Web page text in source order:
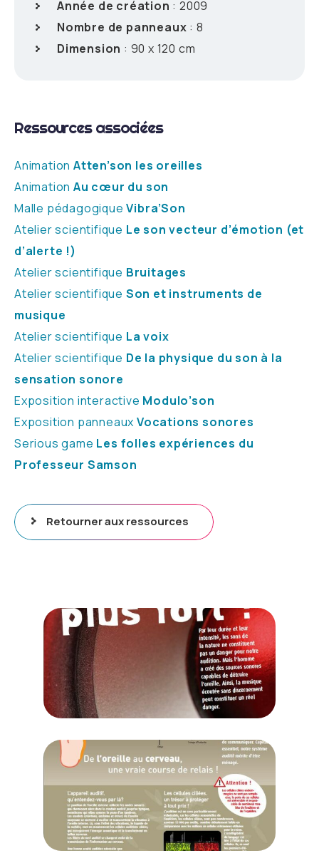
Année de création : 2009
Nombre de panneaux : 8
Dimension : 90 x 120 cm
Ressources associées
Animation Atten’son les oreilles
Animation Au cœur du son
Malle pédagogiqueVibra’Son
Atelier scientifique Le son vecteur d’émotion (et
d’alerte !)
Atelier scientifique Bruitages
Atelier scientifique Son et instruments de
musique
Atelier scientifique La voix
Atelier scientifique De la physique du son à la
sensation sonore
Exposition interactive Modulo’son
Exposition panneaux Vocations sonores
Serious game Les folles expériences du
Professeur Samson
Retourner aux ressources